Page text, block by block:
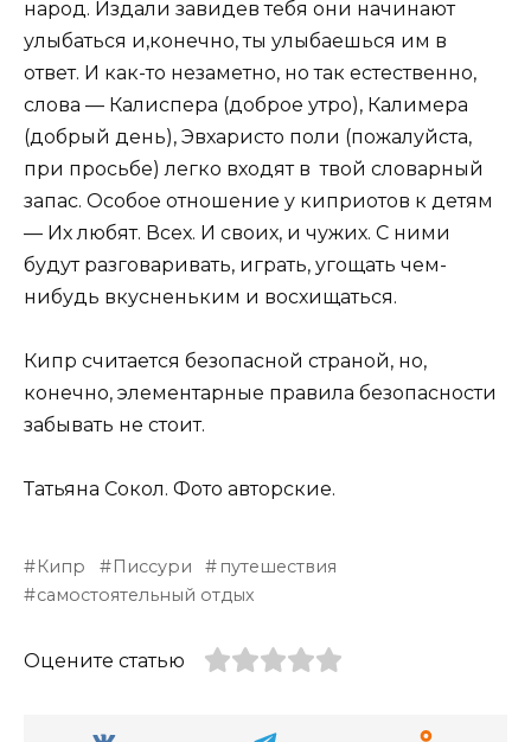
народ. Издали завидев тебя они начинают
улыбаться и,конечно, ты улыбаешься им в
ответ. И как-то незаметно, но так естественно,
слова — Калиспера (доброе утро), Калимера
(добрый день), Эвхаристо поли (пожалуйста,
при просьбе) легко входят в твой словарный
запас. Особое отношение у киприотов к детям
— Их любят. Всех. И своих, и чужих. С ними
будут разговаривать, играть, угощать чем-
нибудь вкусненьким и восхищаться.
Кипр считается безопасной страной, но,
конечно, элементарные правила безопасности
забывать не стоит.
Татьяна Сокол. Фото авторские.
Кипр Писсури
путешествия
самостоятельный отдых
Оцените статью